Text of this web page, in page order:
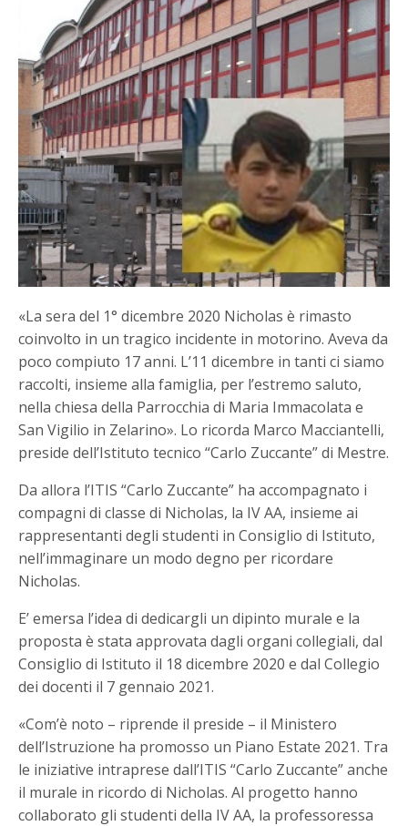
«La sera del 1° dicembre 2020 Nicholas è rimasto
coinvolto in un tragico incidente in motorino. Aveva da
poco compiuto 17 anni. L’11 dicembre in tanti ci siamo
raccolti, insieme alla famiglia, per l’estremo saluto,
nella chiesa della Parrocchia di Maria Immacolata e
San Vigilio in Zelarino». Lo ricorda Marco Macciantelli,
preside dell’Istituto tecnico “Carlo Zuccante” di Mestre.
Da allora l’ITIS “Carlo Zuccante” ha accompagnato i
compagni di classe di Nicholas, la IV AA, insieme ai
rappresentanti degli studenti in Consiglio di Istituto,
nell’immaginare un modo degno per ricordare
Nicholas.
E’ emersa l’idea di dedicargli un dipinto murale e la
proposta è stata approvata dagli organi collegiali, dal
Consiglio di Istituto il 18 dicembre 2020 e dal Collegio
dei docenti il 7 gennaio 2021.
«Com’è noto – riprende il preside – il Ministero
dell’Istruzione ha promosso un Piano Estate 2021. Tra
le iniziative intraprese dall’ITIS “Carlo Zuccante” anche
il murale in ricordo di Nicholas. Al progetto hanno
collaborato gli studenti della IV AA, la professoressa